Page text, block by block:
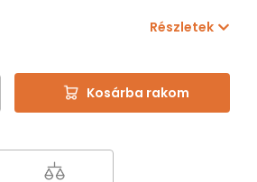
Részletek
Kosárba rakom